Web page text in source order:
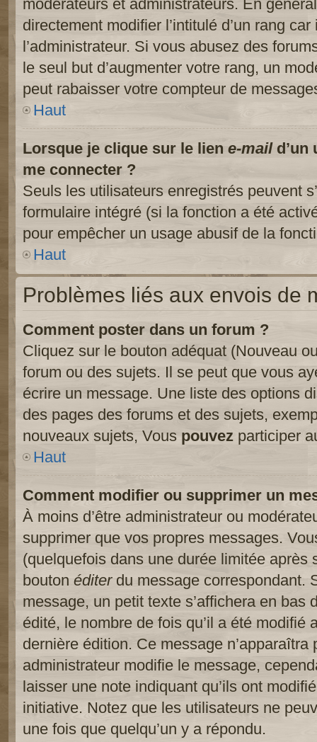
modérateurs et administrateurs. En
directement modifier l’intitulé d’un rang
l’administrateur. Si vous abusez des
le seul but d’augmenter votre rang, un
peut rabaisser votre compteur de
Haut
Lorsque je clique sur le lien e-maild’un
me connecter ?
Seuls les utilisateurs enregistrés peuvent
formulaire intégré (si la fonction a été
pour empêcher un usage abusif de la
Haut
Problèmes liés aux envois de
Comment poster dans un forum ?
Cliquez sur le bouton adéquat (Nouveau
forum ou des sujets. Il se peut que vous
écrire un message. Une liste des options
des pages des forums et des sujets,
nouveaux sujets, Vous pouvez participer
Haut
Comment modifier ou supprimer un
À moins d’être administrateur ou
supprimer que vos propres messages.
(quelquefois dans une durée limitée après
bouton éditerdu message correspondant.
message, un petit texte s’affichera en bas
édité, le nombre de fois qu’il a été modifié
dernière édition. Ce message
administrateur modifie le message,
laisser une note indiquant qu’ils ont
initiative. Notez que les utilisateurs ne
une fois que quelqu’un y a répondu.